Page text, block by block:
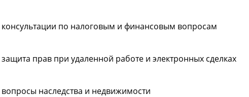
консультации по налоговым и финансовым вопросам
защита прав при удаленной работе и электронных сделках
вопросы наследства и недвижимости